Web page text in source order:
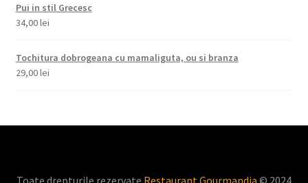
Pui in stil Grecesc
34,00lei
Tochitura dobrogeana cu mamaliguta, ou si branza
29,00lei